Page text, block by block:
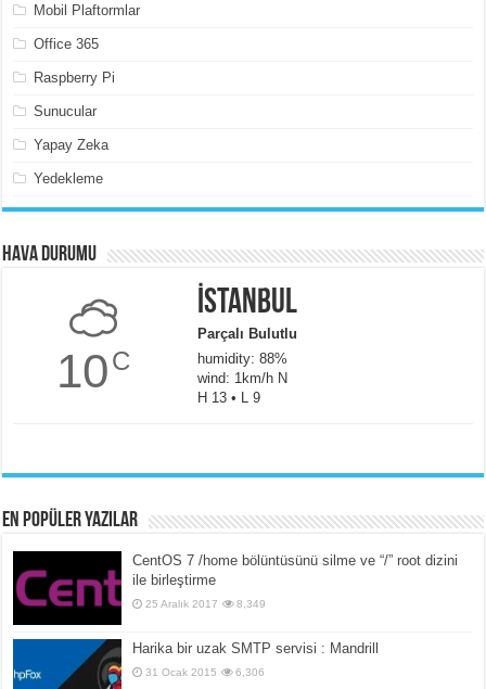
Mobil Plaftormlar
Office 365
Raspberry Pi
Sunucular
Yapay Zeka
Yedekleme
Hava Durumu
10C
İstanbul
Parçalı Bulutlu
humidity: 88%
wind: 1km/h N
H 13 • L 9
En popüler yazılar
CentOS 7 /home bölüntüsünü silme ve “/” root dizini
ile birleştirme
25 Aralık 2017 8,349
Harika bir uzak SMTP servisi : Mandrill
31 Ocak 2015 6,306